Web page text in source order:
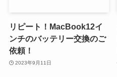
リピート！MacBook12イ
ンチのバッテリー交換のご
依頼！
2023年9月11日